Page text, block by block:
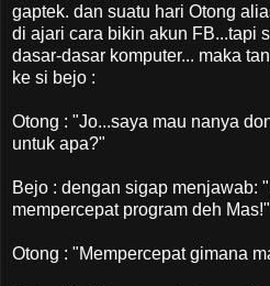
gaptek. dan suatu hari Otong
di ajari cara bikin akun FB...tapi
dasar-dasar komputer... maka
ke si bejo :
Otong : "Jo...saya mau nanya
untuk apa?"
Bejo : dengan sigap menjawab:
mempercepat program deh Mas!"
Otong : "Mempercepat gimana